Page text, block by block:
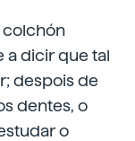
colchón
a dicir que tal
despois de
dentes, o
o